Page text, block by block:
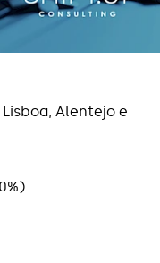
Alentejo e